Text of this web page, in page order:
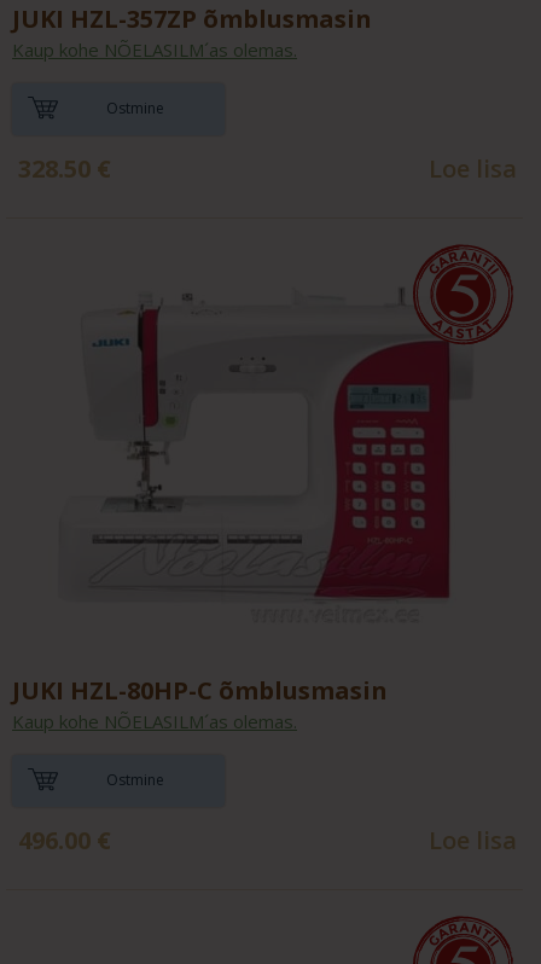
JUKI HZL-357ZP õmblusmasin
Kaup kohe NÕELASILM´as olemas.
Ostmine
328.50 € Loe lisa
JUKI HZL-80HP-C õmblusmasin
Kaup kohe NÕELASILM´as olemas.
Ostmine
496.00 € Loe lisa